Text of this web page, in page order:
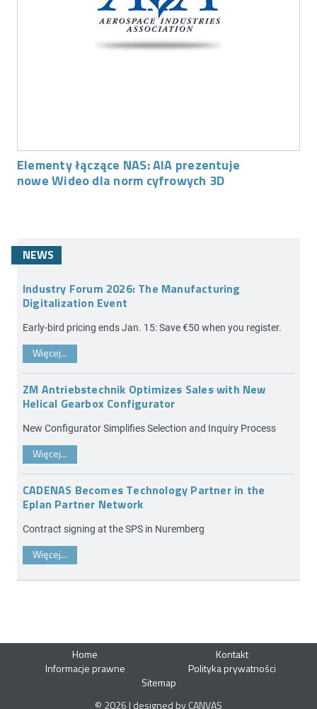
Elementy łączące NAS: AIA prezentuje
nowe Wideo dla norm cyfrowych 3D
NEWS
Industry Forum 2026: The Manufacturing
Digitalization Event
Early-bird pricing ends Jan. 15: Save €50 when you register.
Więcej...
ZM Antriebstechnik Optimizes Sales with New
Helical Gearbox Configurator
New Configurator Simplifies Selection and Inquiry Process
Więcej...
CADENAS Becomes Technology Partner in the
Eplan Partner Network
Contract signing at the SPS in Nuremberg
Więcej...
Home
Kontakt
Informacje prawne
Polityka prywatności
Sitemap
© 2026 | designed by CANVAS